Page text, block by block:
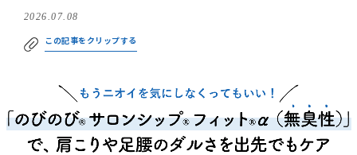
2026.07.08
この記事をクリップする